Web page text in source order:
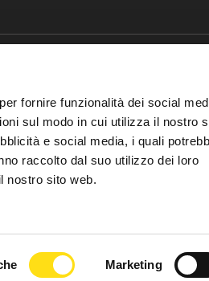
fornire funzionalità dei social
sul modo in cui utilizza il nostro
e social media, i quali
raccolto dal suo utilizzo dei loro
nostro sito web.
Marketing